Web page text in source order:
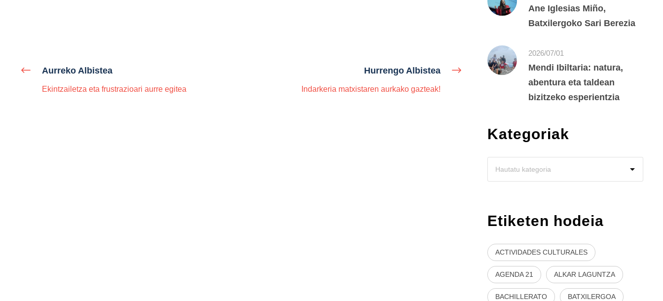
Aurreko Albistea
Ekintzailetza eta frustrazioari aurre egitea
Hurrengo Albistea
Indarkeria matxistaren aurkako gazteak!
Ane Iglesias Miño,
Batxilergoko Sari Berezia
2026/07/01
Mendi Ibiltaria: natura,
abentura eta taldean
bizitzeko esperientzia
Kategoriak
Etiketen hodeia
ACTIVIDADES CULTURALES
AGENDA 21 ALKAR LAGUNTZA
BACHILLERATO BATXILERGOA